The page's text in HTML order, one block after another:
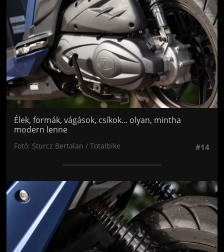
Élek, formák, vágások, csíkok... olyan, mintha
modern lenne
Fotó: Sturcz Bertalan / Totalbike #14
Jön még kép!